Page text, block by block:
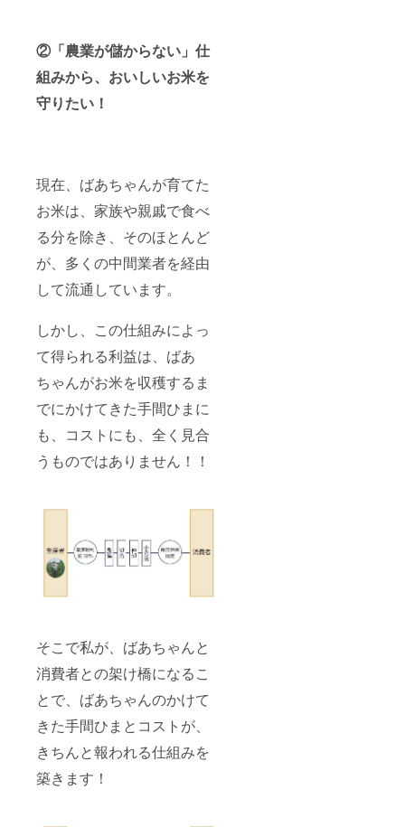
②「農業が儲からない」仕
組みから、おいしいお米を
守りたい！
現在、ばあちゃんが育てた
お米は、家族や親戚で食べ
る分を除き、そのほとんど
が、多くの中間業者を経由
して流通しています。
しかし、この仕組みによっ
て得られる利益は、ばあ
ちゃんがお米を収穫するま
でにかけてきた手間ひまに
も、コストにも、全く見合
うものではありません！！
そこで私が、ばあちゃんと
消費者との架け橋になるこ
とで、ばあちゃんのかけて
きた手間ひまとコストが、
きちんと報われる仕組みを
築きます！